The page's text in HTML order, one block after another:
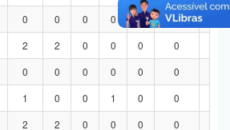
0 0 0 0 0 0
2 2 0 0 0 0
0 0 0 0 0 0
1 0 0 1 0 0
2 2 0 0 0 0